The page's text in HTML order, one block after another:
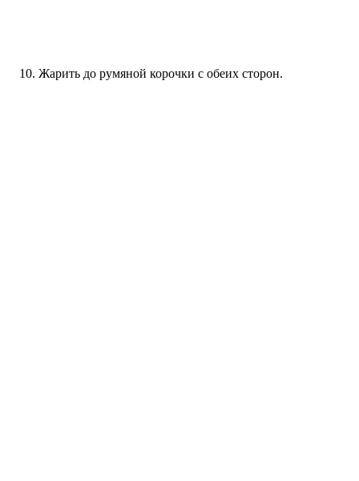
Жарить до румяной корочки с обеих сторон.